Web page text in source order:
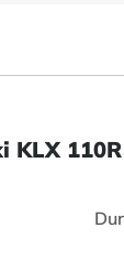
KLX 110R